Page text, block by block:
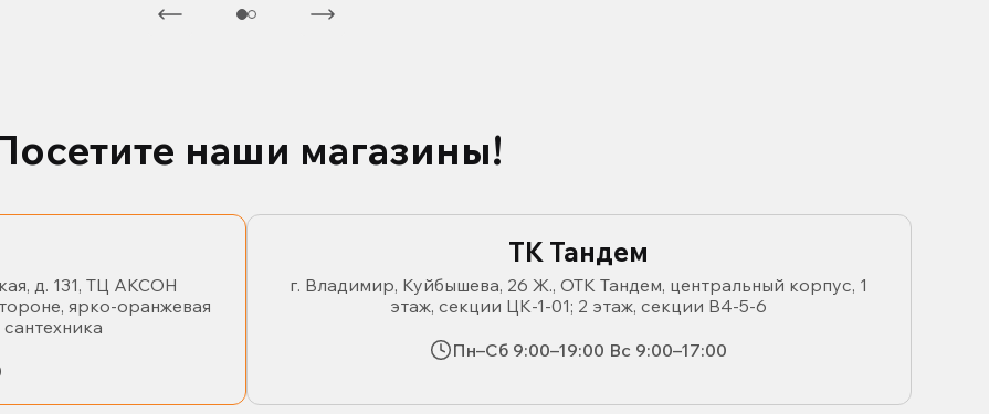
наши магазины!
д. 131, ТЦ АКСОН
ярко-оранжевая
ТК Тандем
г. Владимир, Куйбышева, 26 Ж., ОТК Тандем, центральный корпус, 1
этаж, секции ЦК-1-01; 2 этаж, секции В4-5-6
Пн–Сб 9:00–19:00 Вс 9:00–17:00